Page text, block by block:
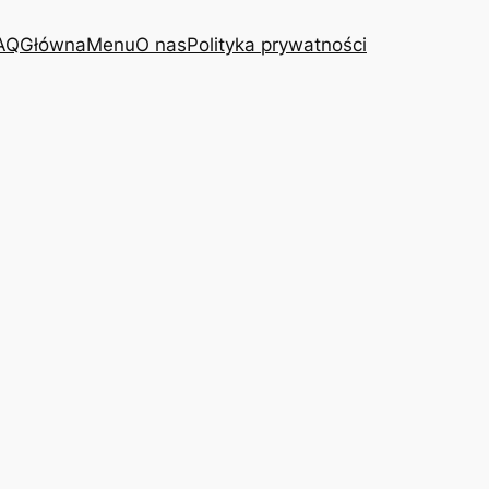
GłównaMenuO nasPolityka prywatności